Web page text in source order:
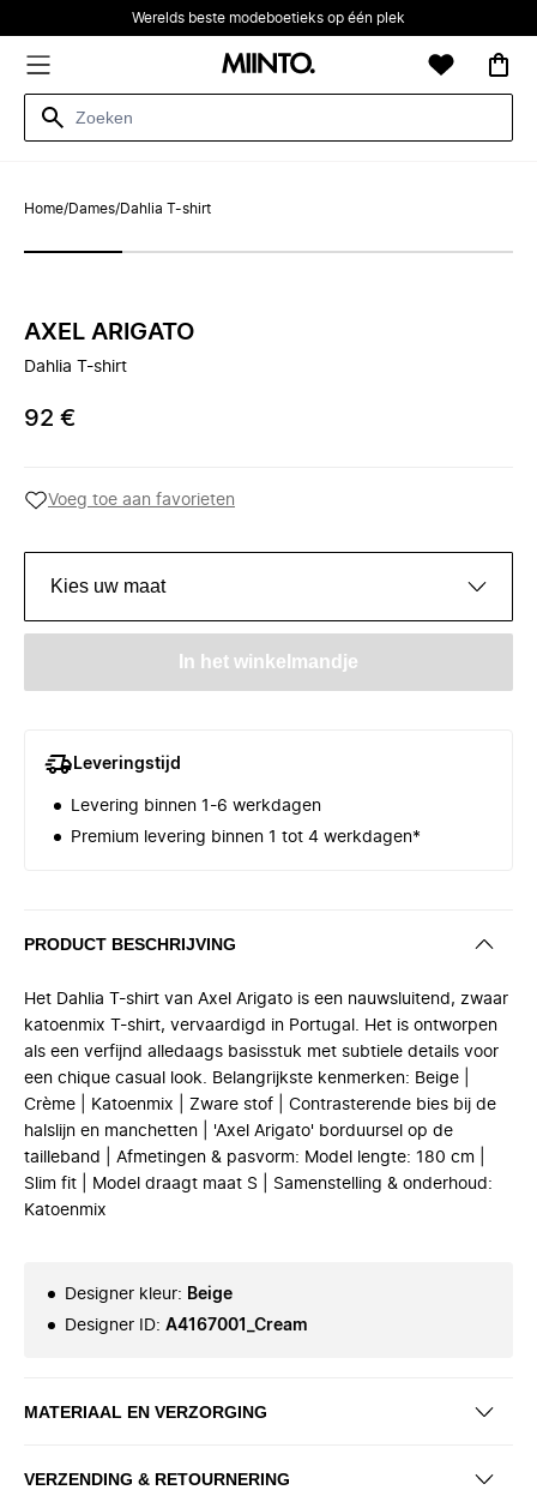
Werelds beste modeboetieks op één plek
Home/Dames/Dahlia T-shirt
AXEL ARIGATO
Dahlia T-shirt
92 €
Voeg toe aan favorieten
Kies uw maat
In het winkelmandje
Leveringstijd
Levering binnen 1-6 werkdagen
Premium levering binnen 1 tot 4 werkdagen*
PRODUCT BESCHRIJVING
Het Dahlia T-shirt van Axel Arigato is een nauwsluitend, zwaar
katoenmix T-shirt, vervaardigd in Portugal. Het is ontworpen
als een verfijnd alledaags basisstuk met subtiele details voor
een chique casual look. Belangrijkste kenmerken: Beige |
Crème | Katoenmix | Zware stof | Contrasterende bies bij de
halslijn en manchetten | 'Axel Arigato' borduursel op de
tailleband | Afmetingen & pasvorm: Model lengte: 180 cm |
Slim fit | Model draagt maat S | Samenstelling & onderhoud:
Katoenmix
Designer kleur: Beige
Designer ID: A4167001_Cream
MATERIAAL EN VERZORGING
VERZENDING & RETOURNERING